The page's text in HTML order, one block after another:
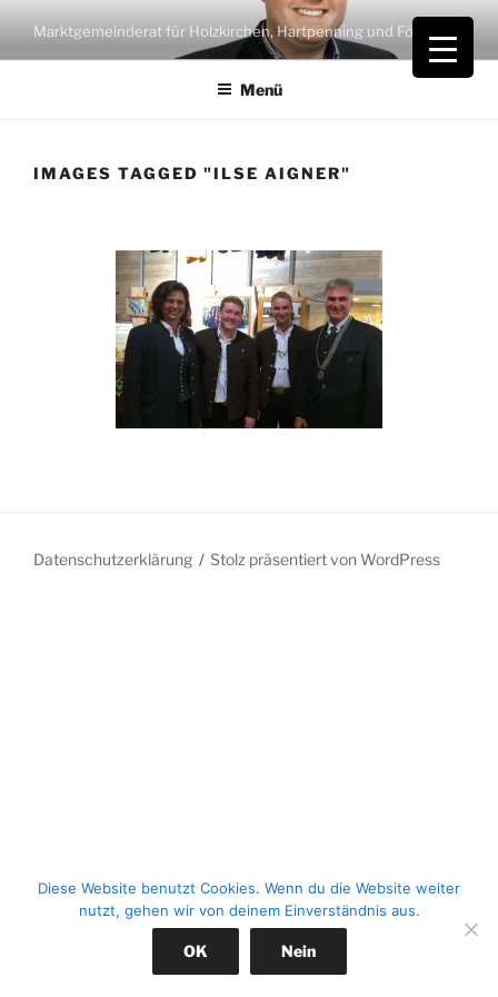
Inhalt
springen
Marktgemeinderat für Holzkirchen, Hartpenning und Föching
Menü
IMAGES TAGGED "ILSE AIGNER"
Datenschutzerklärung Stolz präsentiert von WordPress
Diese Website benutzt Cookies. Wenn du die Website weiter
nutzt, gehen wir von deinem Einverständnis aus.
OK Nein